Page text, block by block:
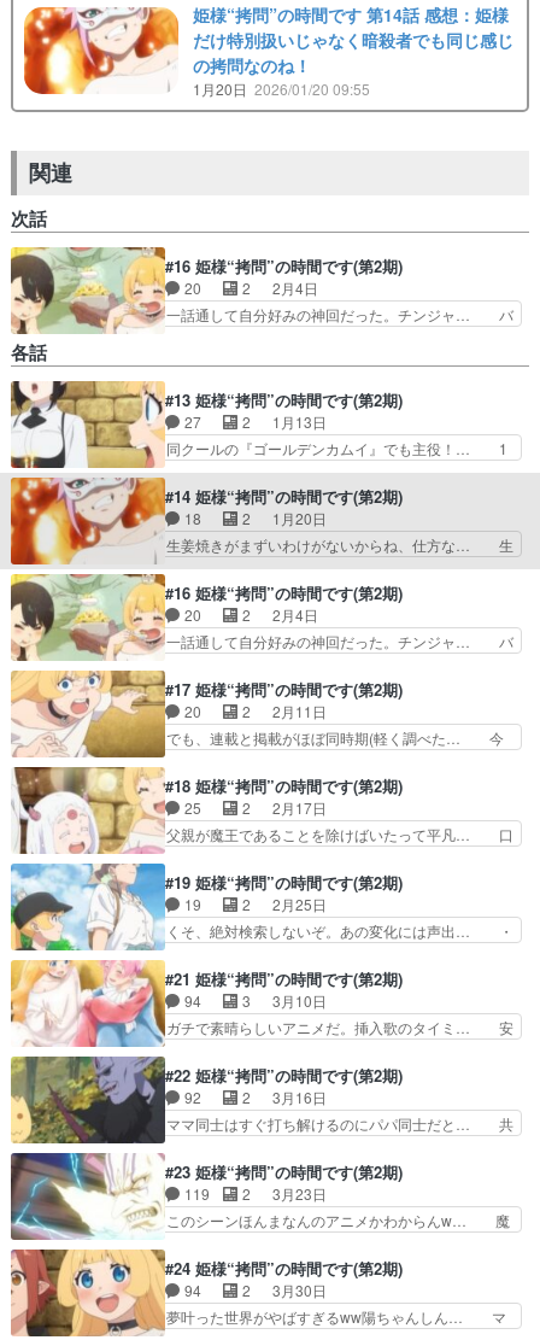
姫様“拷問”の時間です 第14話 感想：姫様
だけ特別扱いじゃなく暗殺者でも同じ感じ
の拷問なのね！
1月20日 2026/01/20 09:55
関連
次話
#16 姫様“拷問”の時間です(第2期)
20 2
2月4日
一話通して自分好みの神回だった。チンジャ… バ
んの青椒肉絲魔剣の炎を制御「我に… マンネリだ
ったかなー。しゃべる巨大ハムス… ハムちゃんの
声、田村ゆかりバニラちゃん可… ハムスター関係
なくね？エビチャーハン旨そ… バニラちゃん可愛
いよ！！！AIくんもそう… デカハムスターでは屈
しなかったけどその料…
各話
#13 姫様“拷問”の時間です(第2期)
27 2
1月13日
同クールの『ゴールデンカムイ』でも主役！… 1
期は意外にも1クールを完走してしまった… はい
はい、分かってました絶対、シャバ（笑… 屈し欲
とは…屈したいのかwご褒美あげるか… なんだろ
う、この安心感。変わらぬ姫の屈し… 原作終わっ
てしまったのでOPEDでまたみ… 記憶喪失でまた
に面白くて笑ってしまった… 待ってました2
期！！！一度目と全く同じ反… 姫の記憶喪失によ
る1期のやり直し、ブタガ…
#14 姫様“拷問”の時間です(第2期)
18 2
1月20日
生姜焼きがまずいわけがないからね、仕方な… 生
姜焼きと白米の設定担当しました。アニメ… 侵入
者あっさり使った上にアッサリと屈した… しかも
こっちもすぐに話してて草コイツらチ… トーチャ
ーがうさぎ好きなのはシーズン1で… グヘヘ要員
追加ですか？はい、毒入りの生姜… うーん、今回
侵入してきたのはかつて姫を… ブログを投稿しま
した。そして癒される兎登… 第二原画で参加させ
ていただきました。よろ…
#16 姫様“拷問”の時間です(第2期)
20 2
2月4日
一話通して自分好みの神回だった。チンジャ… バ
ンテに古橋一浩さん、びっくり！今日の… 違う展
開◎ミーハー魔王◎続けて関連。魔剣… ハムちゃ
んの青椒肉絲魔剣の炎を制御「我に… マンネリだ
ったかなー。しゃべる巨大ハムス… ハムちゃんの
なくね？エビチャーハン旨そ… バニラちゃん可愛
いよ！！！AIくんもそう… デカハムスターでは屈
しなかったけどその料…
#17 姫様“拷問”の時間です(第2期)
20 2
2月11日
でも、連載と掲載がほぼ同時期(軽く調べた… 今
は16話：眼鏡っ娘を確認、きっと今回… かで迷
ったが簡単で早くできる姫にも食べさ… トーチャ
ーの座り方めちゃくちゃ可愛い！ど… トーチャー
まさかの初歩的ミス。しかし、別… 屈します（秒
つかせるなんて鬼かよ！！大… 人質が故郷を滅ぼ
そうとしてどうするwww… 最後の芳忠さんは反
則だろ笑思えば最初の記…
#18 姫様“拷問”の時間です(第2期)
25 2
2月17日
父親が魔王であることを除けばいたって平凡… 口
もトーチャーたんに膝枕してもらって目… 第15
話では原画と第二原画、スタッフの皆… ゴットサ
ンダー・・・まおまおちゃん天才か ルルン（マオ
マオ母）の助っ人参加。結果◎… 単に身体に優し
DAYSバルーンアートで一… 魔王様の見てるアニ
メ、異世界テンプレワー… 魔王が口内炎になっ
て、休暇中にマオマオち…
#19 姫様“拷問”の時間です(第2期)
19 2
2月25日
くそ、絶対検索しないぞ。あの変化には声出… ・
姿になるやつ原作でも異色でだいぶ様子… ジャグ
リングは見てしまえばそれで満足出来… わけわか
らんけどエクスのツッコミが冴え渡… サクラとト
ーチャー。姫の反応◎クロルと同… ジャグリング
の苦手なのに中華料理屋で働… STUDIOが携わっ
てて、本編はClov… ペン太さん声が渋い ペン
太とハムちゃんの…
#21 姫様“拷問”の時間です(第2期)
94 3
3月10日
ガチで素晴らしいアニメだ。挿入歌のタイミ… 安
ラの話は単なるハートフルではなくて、… 囚われ
た側なのに関係が良くなるって言う謎… 牧場での
ヤギのエサやりに馬の乗馬、牛の乳… サクラがピ
エロの姿になっての演技をこなす… 姫がフライド
の巻。を加える、という珍し… いよいよ元暗殺者
サクラと姫のご対面！そう… 引っ張って引っ張っ
てこれかと。別に引っ張…
#22 姫様“拷問”の時間です(第2期)
92 2
3月16日
ママ同士はすぐ打ち解けるのにパパ同士だと… 共
ぶりのルーシュさん 心が綺麗な人にし… 国王軍
のおっさん聖騎士「心が綺麗な人にし… 魔王様は
元より、この親にしてこの子あり。… マオマオち
ゃんが、公園で猫を撫でる姿まで… バニラと姫が
ぐトーチャーの姿まで導入さ… ウィンナーを食べ
る姫食べる直前に姫が、ヤ… 宇宙最強ガジンダ
ー…ってテッカマンブレー…
#23 姫様“拷問”の時間です(第2期)
119 2
3月23日
このシーンほんまなんのアニメかわからんw… 魔
師匠に自作絵本を見せていいか確認を取… 社用車
で出勤の魔王。運転は清掃のバイトか… 想像でき
てたんだけど伊藤静のレトロスナッ… 「ちょっと
マック行ってくる」だけで 魔王… 魔王様とカナ
#24 姫様“拷問”の時間です(第2期)
94 2
3月30日
夢叶った世界がやばすぎるww陽ちゃんしん… マ